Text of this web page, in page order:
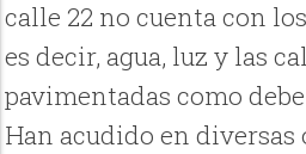
calle 22 no cuenta con
es decir, agua, luz y las
pavimentadas como debe
Han acudido en diversas